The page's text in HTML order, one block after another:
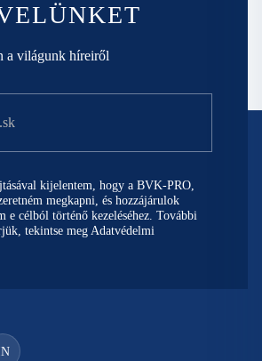
a világunk híreiről
kijelentem, hogy a BVK-PRO,
megkapni, és hozzájárulok
e célból történő kezeléséhez. További
tekintse megAdatvédelmi